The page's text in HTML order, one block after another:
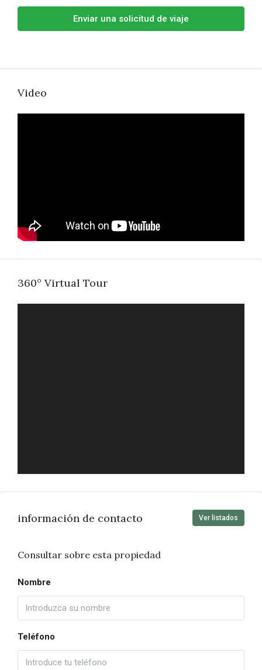
Enviar una solicitud de viaje
Video
360° Virtual Tour
información de contacto Ver listados
Consultar sobre esta propiedad
Nombre
Teléfono